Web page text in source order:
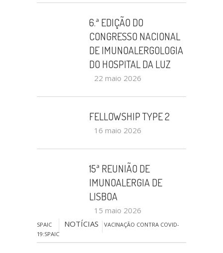
6.ª EDIÇÃO DO
CONGRESSO NACIONAL
DE IMUNOALERGOLOGIA
DO HOSPITAL DA LUZ
22 maio 2026
FELLOWSHIP TYPE 2
16 maio 2026
15ª REUNIÃO DE
IMUNOALERGIA DE
LISBOA
15 maio 2026
SPAIC NOTÍCIAS
VACINAÇÃO CONTRA COVID-
19:SPAIC